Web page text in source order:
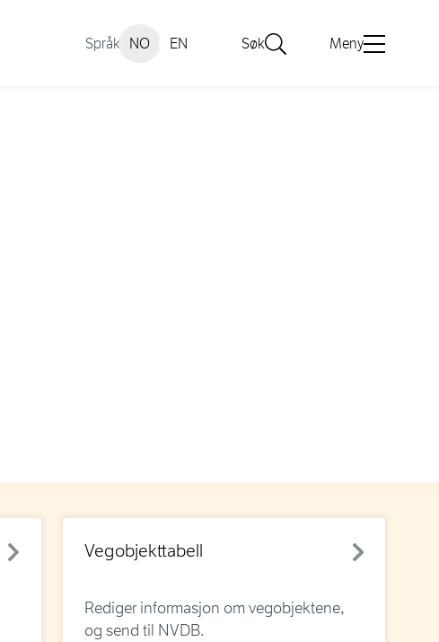
Språk NO EN Søk Meny
Vegobjekttabell
Rediger informasjon om vegobjektene,
og send til NVDB.